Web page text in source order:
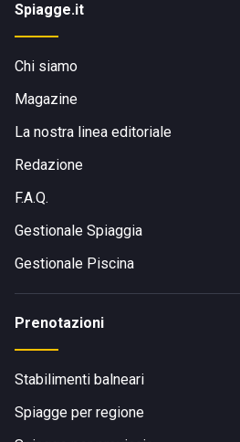
Spiagge.it
Chi siamo
Magazine
La nostra linea editoriale
Redazione
F.A.Q.
Gestionale Spiaggia
Gestionale Piscina
Prenotazioni
Stabilimenti balneari
Spiagge per regione